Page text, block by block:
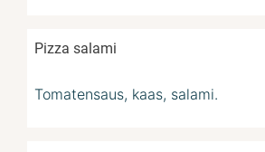
Pizza salami
Tomatensaus, kaas, salami.